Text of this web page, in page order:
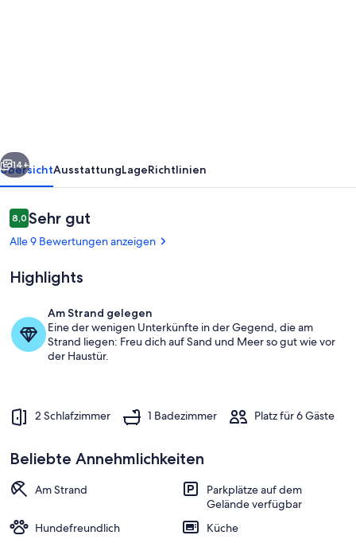
und
Entspannung
zu
Hause
Außenbereich
Weiter
14+
ÜbersichtAusstattungLageRichtlinien
Bewertungen
8,08,0 von 10.
Sehr gut
Alle 9 Bewertungen anzeigen
Highlights
Am Strand gelegen
Eine der wenigen Unterkünfte in der Gegend, die am
Strand liegen: Freu dich auf Sand und Meer so gut wie vor
der Haustür.
2 Schlafzimmer 1 Badezimmer Platz für 6 Gäste
Beliebte Annehmlichkeiten
Am Strand
Parkplätze auf dem
Gelände verfügbar
Hundefreundlich
Küche